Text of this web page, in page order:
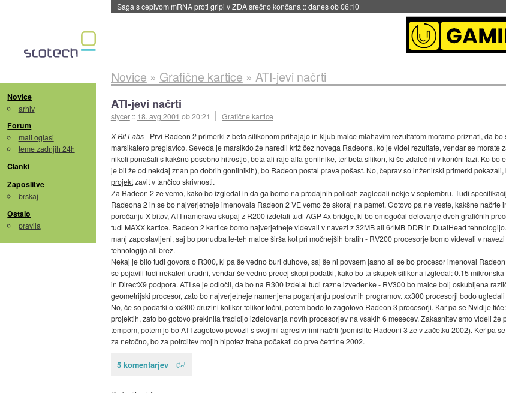
Saga s cepivom mRNA proti gripi v ZDA srečno končana ::danes ob 06:10
Novice
arhiv
Forum
mali oglasi
teme zadnjih 24h
Članki
Zaposlitve
brskaj
Ostalo
pravila
Novice » Grafične kartice » ATI-jevi načrti
ATI-jevi načrti
slycer :: 18. avg 2001 ob 20:21
Grafične kartice
X-Bit Labs- Prvi Radeon 2 primerki z beta silikonom prihajajo in kljub malce mlahavim rezultatom moramo priznati, da
marsikatero preglavico. Seveda je marsikdo že naredil križ čez novega Radeona, ko je videl rezultate, vendar se morate
nikoli ponašali s kakšno posebno hitrostjo, beta ali raje alfa gonilnike, ter beta silikon, ki še zdaleč ni v končni fazi. Ko bo
je bil že od nekdaj znan po dobrih gonilnikih), bo Radeon postal prava pošast. No, čeprav so inženirski primerki
projektzavit v tančico skrivnosti.
Za Radeon 2 že vemo, kako bo izgledal in da ga bomo na prodajnih policah zagledali nekje v septembru. Tudi
Radeona 2 in se bo najverjetneje imenovala Radeon 2 VE vemo že skoraj na pamet. Gotovo pa ne veste, kakšne
poročanju X-bitov, ATI namerava skupaj z R200 izdelati tudi AGP 4x bridge, ki bo omogočal delovanje dveh grafičnih
tudi MAXX kartice. Radeon 2 kartice bomo najverjetneje videvali v navezi z 32MB ali 64MB DDR in DualHead
manj zapostavljeni, saj bo ponudba le-teh malce širša kot pri močnejših bratih - RV200 procesorje bomo videvali v
tehnologijo ali brez.
Nekaj je bilo tudi govora o R300, ki pa še vedno buri duhove, saj še ni povsem jasno ali se bo procesor imenoval
se pojavili tudi nekateri uradni, vendar še vedno precej skopi podatki, kako bo ta skupek silikona izgledal: 0.15
in DirectX9 podpora. ATI se je odločil, da bo na R300 izdelal tudi razne izvedenke - RV300 bo malce bolj oskubljena
geometrijski procesor, zato bo najverjetneje namenjena poganjanju poslovnih programov. xx300 procesorji bodo
No, če so podatki o xx300 družini kolikor tolikor točni, potem bodo to zagotovo Radeon 3 procesorji. Kar pa se Nvidije
projektih, zato bo gotovo prekinila tradicijo izdelovanja novih procesorjev na vsakih 6 mesecev. Zakasnitev smo videli
tempom, potem jo bo ATI zagotovo povozil s svojimi agresivnimi načrti (pomislite Radeoni 3 že v začetku 2002). Ker pa
za netočno, bo za potrditev mojih hipotez treba počakati do prve četrtine 2002.
5 komentarjev